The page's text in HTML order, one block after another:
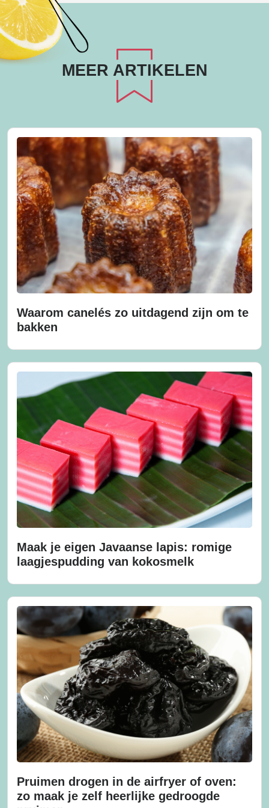
MEER ARTIKELEN
Waarom canelés zo uitdagend zijn om te
bakken
Maak je eigen Javaanse lapis: romige
laagjespudding van kokosmelk
Pruimen drogen in de airfryer of oven:
zo maak je zelf heerlijke gedroogde